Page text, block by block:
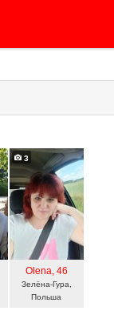
3
Olena , 46
Зелёна-Гура,
Польша